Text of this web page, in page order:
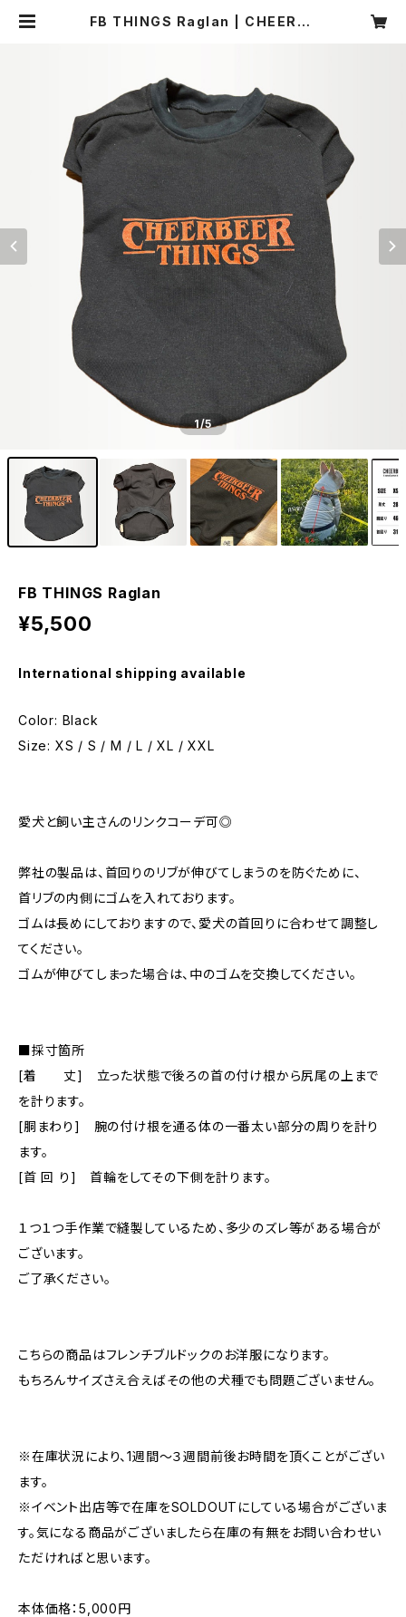
FB THINGS Raglan | CHEERBE
1/5
FB THINGS Raglan
¥5,500
International shipping available
Color: Black
Size: XS / S / M / L / XL / XXL
愛犬と飼い主さんのリンクコーデ可◎
弊社の製品は、首回りのリブが伸びてしまうのを防ぐために、
首リブの内側にゴムを入れております。
ゴムは長めにしておりますので、愛犬の首回りに合わせて調整し
てください。
ゴムが伸びてしまった場合は、中のゴムを交換してください。
■採寸箇所
[着 丈] 立った状態で後ろの首の付け根から尻尾の上まで
を計ります。
[胴まわり] 腕の付け根を通る体の一番太い部分の周りを計り
ます。
[首 回 り] 首輪をしてその下側を計ります。
１つ１つ手作業で縫製しているため、多少のズレ等がある場合が
ございます。
ご了承ください。
こちらの商品はフレンチブルドックのお洋服になります。
もちろんサイズさえ合えばその他の犬種でも問題ございません。
※在庫状況により、1週間〜３週間前後お時間を頂くことがござい
ます。
※イベント出店等で在庫をSOLDOUTにしている場合がございま
す。気になる商品がございましたら在庫の有無をお問い合わせい
ただければと思います。
本体価格：5,000円